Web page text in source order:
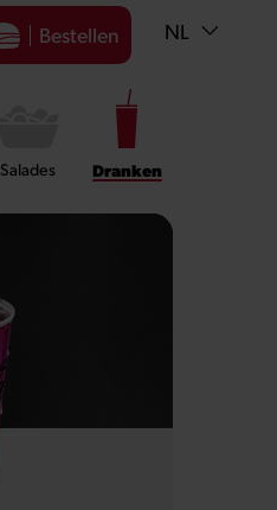
Bestellen NL
Salades Dranken